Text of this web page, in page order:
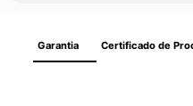
Garantia Certificado de